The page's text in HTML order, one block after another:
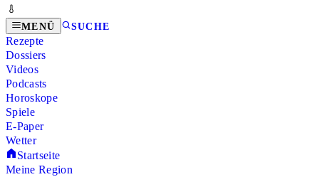
MENÜ SUCHE
Rezepte
Dossiers
Videos
Podcasts
Horoskope
Spiele
E-Paper
Wetter
Startseite
Meine Region